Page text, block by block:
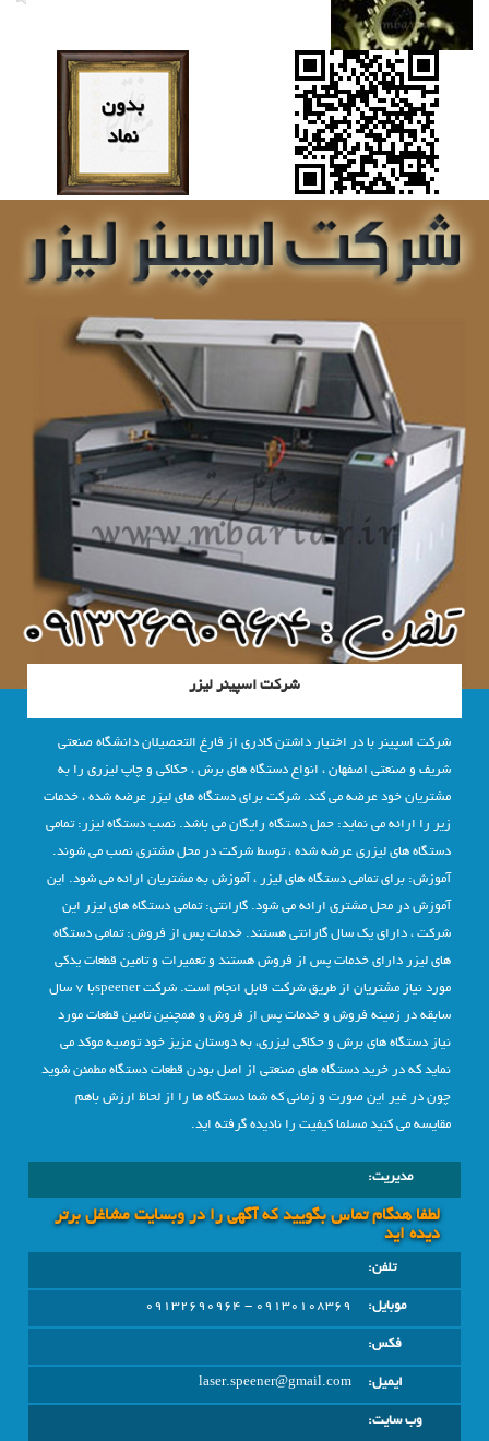
شرکت اسپینر لیزر
شرکت اسپینر با در اختیار داشتن کادری از فارغ التحصیلان دانشگاه صنعتی
شریف و صنعتی اصفهان ، انواع دستگاه های برش ، حکاکی و چاپ لیزری را به
مشتریان خود عرضه می کند. شرکت برای دستگاه های لیزر عرضه شده ، خدمات
زیر را ارائه می نماید: حمل دستگاه رایگان می باشد. نصب دستگاه لیزر: تمامی
دستگاه های لیزری عرضه شده ، توسط شرکت در محل مشتری نصب می شوند.
آموزش: برای تمامی دستگاه های لیزر ، آموزش به مشتریان ارائه می شود. این
آموزش در محل مشتری ارائه می شود. گارانتی: تمامی دستگاه های لیزر این
شرکت ، دارای یک سال گارانتی هستند. خدمات پس از فروش: تمامی دستگاه
های لیزر دارای خدمات پس از فروش هستند و تعمیرات و تامین قطعات یدکی
مورد نیاز مشتریان از طریق شرکت قابل انجام است. شرکت speenerبا ٧ سال
سابقه در زمینه فروش و خدمات پس از فروش و همچنین تامین قطعات مورد
نیاز دستگاه های برش و حکاکی لیزری، به دوستان عزیز خود توصیه موکد می
نماید که در خرید دستگاه های صنعتی از اصل بودن قطعات دستگاه مطمئن شوید
چون در غیر این صورت و زمانی که شما دستگاه ها را از لحاظ ارزش باهم
مقایسه می کنید مسلما کیفیت را نادیده گرفته اید.
مدیریت:
لطفا هنگام تماس بگویید که آگهی را در وبسايت مشاغل برتر
دیده اید
تلفن:
موبایل:
09130108369 - 09132690964
فکس:
ایمیل:
laser.speener@gmail.com
وب سایت: